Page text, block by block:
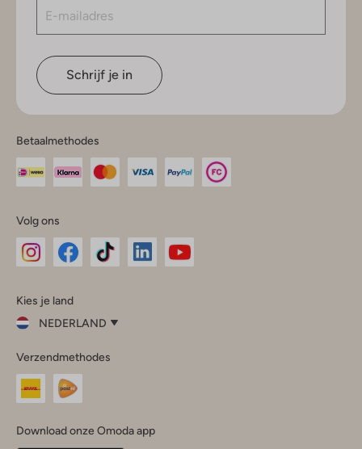
Schrijf je in
Betaalmethodes
Volg ons
InstagramFacebook
Kies je land
NEDERLAND
je
land
Nederland
Belgique(Français)
Verzendmethodes
Download onze Omoda app